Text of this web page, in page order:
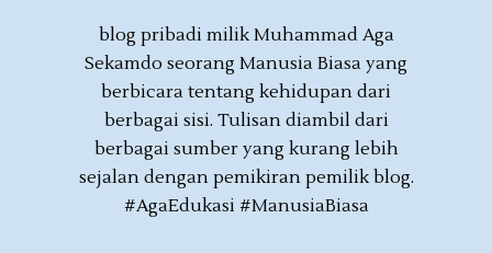
blog pribadi milik Muhammad Aga
Sekamdo seorang Manusia Biasa yang
berbicara tentang kehidupan dari
berbagai sisi. Tulisan diambil dari
berbagai sumber yang kurang lebih
sejalan dengan pemikiran pemilik blog.
#AgaEdukasi #ManusiaBiasa